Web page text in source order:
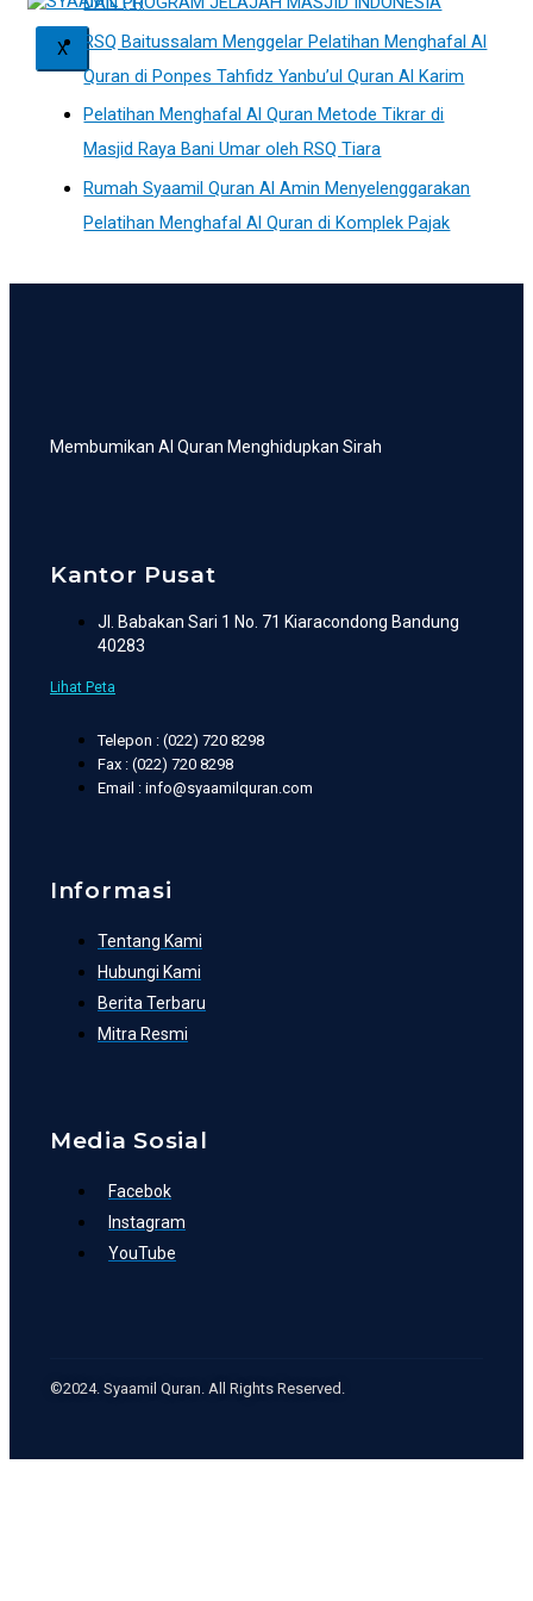
X
RSQ Baitussalam Menggelar Pelatihan Menghafal Al
Quran di Ponpes Tahfidz Yanbu’ul Quran Al Karim
Pelatihan Menghafal Al Quran Metode Tikrar di
Masjid Raya Bani Umar oleh RSQ Tiara
Rumah Syaamil Quran Al Amin Menyelenggarakan
Pelatihan Menghafal Al Quran di Komplek Pajak
Membumikan Al Quran Menghidupkan Sirah
Kantor Pusat
Jl. Babakan Sari 1 No. 71 Kiaracondong Bandung
40283
Lihat Peta
Telepon : (022) 720 8298
Fax : (022) 720 8298
Email : info@syaamilquran.com
Informasi
Tentang Kami
Hubungi Kami
Berita Terbaru
Mitra Resmi
Media Sosial
Facebok
Instagram
YouTube
©2024. Syaamil Quran. All Rights Reserved.